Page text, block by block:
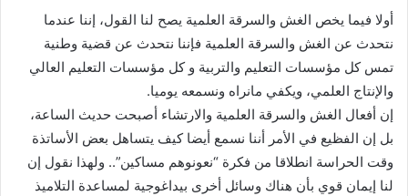
أولا فيما يخص الغش والسرقة العلمية يصح لنا القول، إننا عندما
نتحدث عن الغش والسرقة العلمية فإننا نتحدث عن قضية وطنية
تمس كل مؤسسات التعليم والتربية و كل مؤسسات التعليم العالي
والإنتاج العلمي، ويكفي مانراه ونسمعه يوميا.
إن أفعال الغش والسرقة العلمية والارتشاء أصبحت حديث الساعة،
بل إن الفظيع في الأمر أننا نسمع أيضا كيف يتساهل بعض الأساتذة
وقت الحراسة انطلاقا من فكرة “نعونوهم مساكين”.. ولهذا نقول إن
لنا إيمان قوي بأن هناك وسائل أخرى بيداغوجية لمساعدة التلاميذ